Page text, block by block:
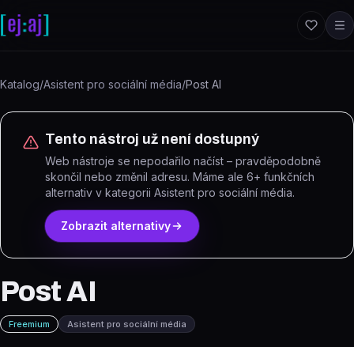
Katalog/Asistent pro sociální média/Post AI
Tento nástroj už není dostupný
Web nástroje se nepodařilo načíst – pravděpodobně
skončil nebo změnil adresu. Máme ale 6+ funkčních
alternativ v kategorii Asistent pro sociální média.
Zobrazit alternativy
Post AI
Freemium Asistent pro sociální média